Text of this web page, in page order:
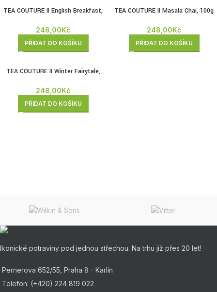
TEA COUTURE II English Breakfast,
248,00Kč
PŘIDAT DO KOŠÍKU
TEA COUTURE II Masala Chai, 100g
248,00Kč
PŘIDAT DO KOŠÍKU
TEA COUTURE II Winter Fairytale,
248,00Kč
PŘIDAT DO KOŠÍKU
Ikonické potraviny pod jednou střechou. Na trhu již přes 20 let!
Pernerova 652/55, Praha 8 - Karlín
Telefon: (+420) 224 819 022